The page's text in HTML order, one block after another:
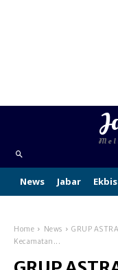
News Jabar Ekbis
Home News
GRUP
Kecamatan...